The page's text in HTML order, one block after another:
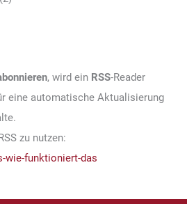
, wird ein RSS-Reader
eine automatische Aktualisierung
zu nutzen:
wie-funktioniert-das